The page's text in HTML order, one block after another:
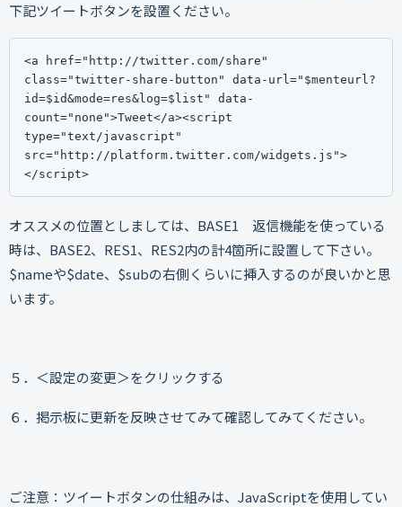
下記ツイートボタンを設置ください。
<a href="http://twitter.com/share"
class="twitter-share-button" data-url="$menteurl?
id=$id&mode=res&log=$list" data-
count="none">Tweet</a><script
type="text/javascript"
src="http://platform.twitter.com/widgets.js">
</script>
オススメの位置としましては、BASE1 返信機能を使っている
時は、BASE2、RES1、RES2内の計4箇所に設置して下さい。
$nameや$date、$subの右側くらいに挿入するのが良いかと思
います。
５．＜設定の変更＞をクリックする
６．掲示板に更新を反映させてみて確認してみてください。
ご注意：ツイートボタンの仕組みは、JavaScriptを使用してい